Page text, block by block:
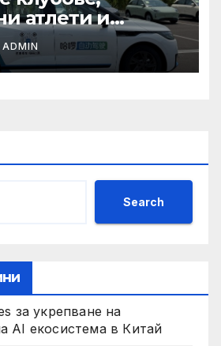
атлети и
имат
подкрепа
я осигурим
ADMIN
Search
за укрепване на
AI екосистема в Китай